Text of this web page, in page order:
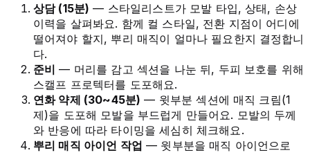
상담 (15분) — 스타일리스트가 모발 타입, 상태, 손상
이력을 살펴봐요. 함께 컬 스타일, 전환 지점이 어디에
떨어져야 할지, 뿌리 매직이 얼마나 필요한지 결정합니
다.
준비 — 머리를 감고 섹션을 나눈 뒤, 두피 보호를 위해
스캘프 프로텍터를 도포해요.
연화 약제 (30~45분) — 윗부분 섹션에 매직 크림(1
제)을 도포해 모발을 부드럽게 만들어요. 모발의 두께
와 반응에 따라 타이밍을 세심히 체크해요.
뿌리 매직 아이언 작업 — 윗부분을 매직 아이언으로